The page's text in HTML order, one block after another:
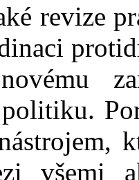
revize
všemi